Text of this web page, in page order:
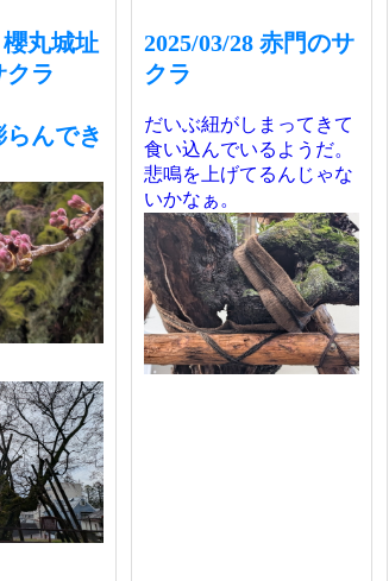
櫻丸城址
クラ
んでき
2025/03/28 赤門のサ
クラ
だいぶ紐がしまってきて
食い込んでいるようだ。
悲鳴を上げてるんじゃな
いかなぁ。